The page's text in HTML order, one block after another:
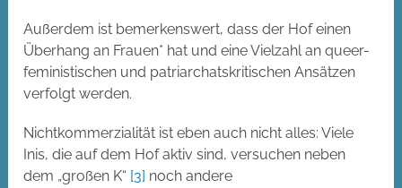
Außerdem ist bemerkenswert, dass der Hof einen
Überhang an Frauen* hat und eine Vielzahl anqueer-
feministischen und patriarchatskritischen Ansätzen
verfolgt werden.
Nichtkommerzialität ist eben auch nicht alles: Viele
Inis, die auf dem Hof aktiv sind, versuchen neben
dem „großen K“ [3] noch andere